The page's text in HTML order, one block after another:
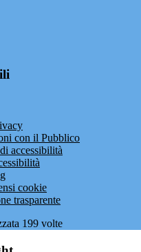
con il Pubblico
accessibilità
cookie
trasparente
199 volte